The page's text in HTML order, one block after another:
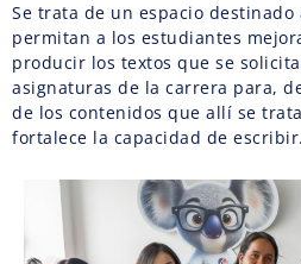
Se trata de un espacio
permitan a los estudiantes
producir los textos que se
asignaturas de la carrera para,
de los contenidos que allí se
fortalece la capacidad de escribir.